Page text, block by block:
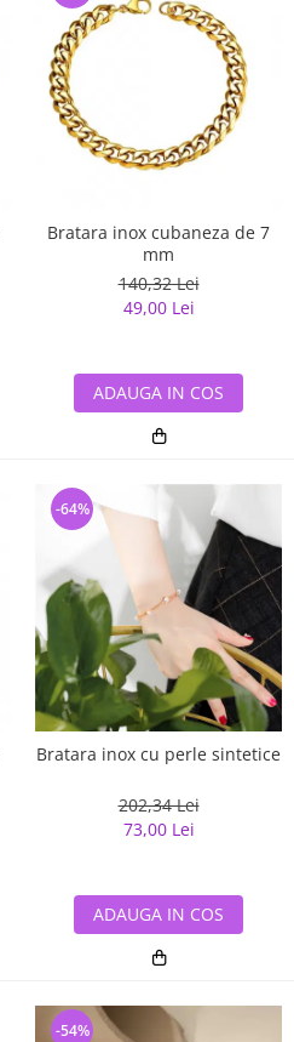
Bratara inox cubaneza de 7
mm
140,32 Lei
49,00 Lei
ADAUGA IN COS
Bratara inox cu perle sintetice
202,34 Lei
73,00 Lei
-64%
ADAUGA IN COS
-54%